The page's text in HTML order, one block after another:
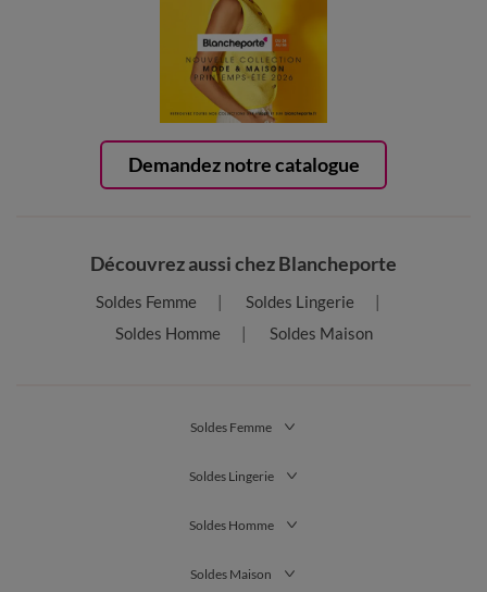
Demandez notre catalogue
Découvrez aussi chez Blancheporte
Soldes Femme
Soldes Lingerie
Soldes Homme
Soldes Maison
Soldes Femme
Soldes Lingerie
Soldes Homme
Soldes Maison